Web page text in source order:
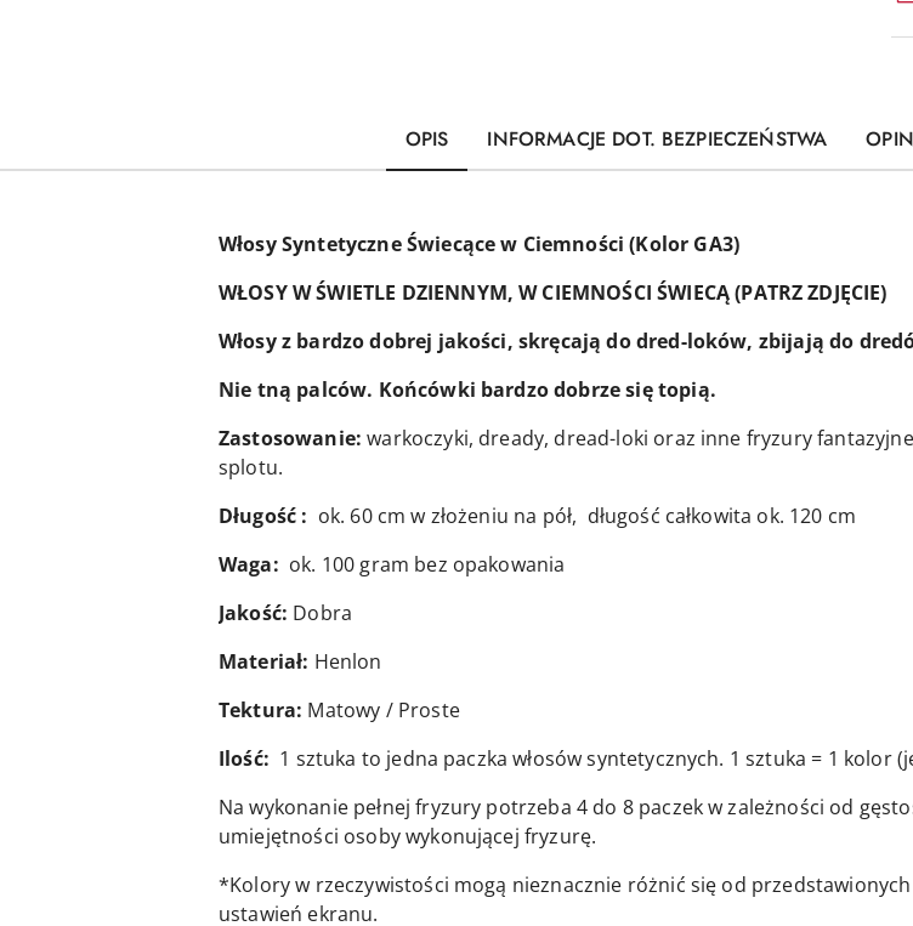
OPIS INFORMACJE DOT. BEZPIECZEŃSTWA
Włosy Syntetyczne Świecące w Ciemności (Kolor GA3)
WŁOSY W ŚWIETLE DZIENNYM, W CIEMNOŚCI ŚWIECĄ (PATRZ ZDJĘCIE)
Włosy z bardzo dobrej jakości, skręcają do dred-loków, zbijają do
Nie tną palców. Końcówki bardzo dobrze się topią.
Zastosowanie:warkoczyki, dready, dread-loki oraz inne fryzury
splotu.
Długość : ok. 60 cm w złożeniu na pół, długość całkowita ok. 120 cm
Waga: ok. 100 gram bez opakowania
Jakość: Dobra
Materiał: Henlon
Tektura: Matowy / Proste
Ilość: 1 sztuka to jedna paczka włosów syntetycznych. 1 sztuka = 1 kolor
Na wykonanie pełnej fryzury potrzeba 4 do 8 paczek w zależności od
umiejętności osoby wykonującej fryzurę.
*Kolory w rzeczywistości mogą nieznacznie różnić się od
ustawień ekranu.